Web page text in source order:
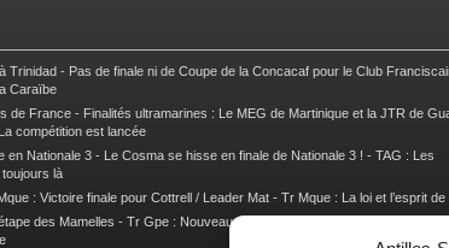
Trinidad - Pas de finale ni de Coupe de la Concacaf pour le Club
Caraïbe
de France - Finalités ultramarines : Le MEG de Martinique et la JTR de
compétition est lancée
en Nationale 3 - Le Cosma se hisse en finale de Nationale 3 ! - TAG : Les
là
: Victoire finale pour Cottrell / Leader Mat - Tr Mque : La loi et l’esprit de
des Mamelles - Tr Gpe : Nouveau changement de leader, Damien Urcel